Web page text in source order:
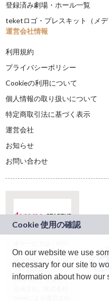
登録済み劇場・ホール一覧
teketロゴ・プレスキット（メデ
運営会社情報
利用規約
プライバシーポリシー
Cookieの利用について
個人情報の取り扱いについて
特定商取引法に基づく表示
運営会社
お知らせ
お問い合わせ
ドコモグループの新
規事業創出プログラ
ム「docomo
STARTUP」を通じて
On our website we use
necessary for our site to
information about how our